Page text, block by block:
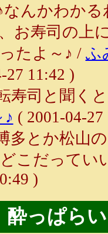
んかわか
お寿司の上
たよ～♪ / ふ
27 11:42 )
寿司と聞く
( 2001-04-27
多とか松山
こだってい
)
っぱら